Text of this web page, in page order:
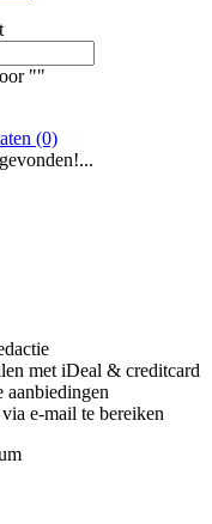
""
(0)
met iDeal & creditcard
aanbiedingen
e-mail te bereiken